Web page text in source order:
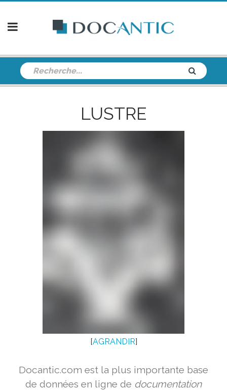
LUSTRE
[AGRANDIR]
Docantic.com est la plus importante base
de données en ligne de documentation